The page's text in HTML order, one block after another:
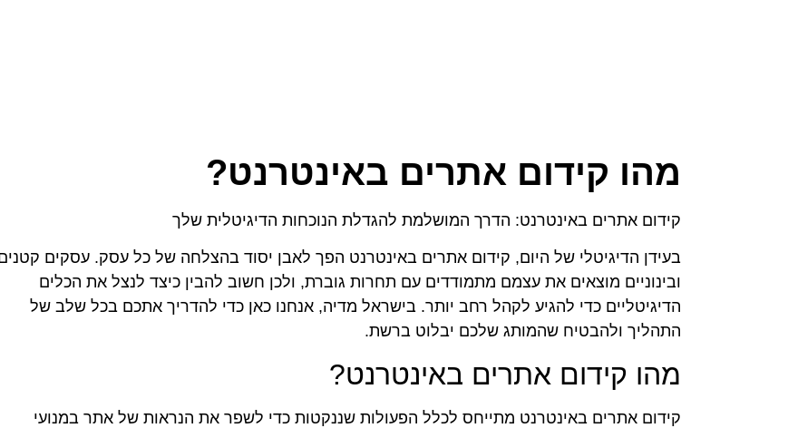
מהו קידום אתרים באינטרנט?
קידום אתרים באינטרנט: הדרך המושלמת להגדלת הנוכחות הדיגיטלית שלך
בעידן הדיגיטלי של היום, קידום אתרים באינטרנט הפך לאבן יסוד בהצלחה של כל עסק. עסקים
ובינוניים מוצאים את עצמם מתמודדים עם תחרות גוברת, ולכן חשוב להבין כיצד לנצל את הכלים
הדיגיטליים כדי להגיע לקהל רחב יותר. בישראל מדיה, אנחנו כאן כדי להדריך אתכם בכל שלב של
התהליך ולהבטיח שהמותג שלכם יבלוט ברשת.
מהו קידום אתרים באינטרנט?
קידום אתרים באינטרנט מתייחס לכלל הפעולות שננקטות כדי לשפר את הנראות של אתר במנועי